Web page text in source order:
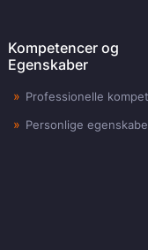
Kompetencer og
Egenskaber
Professionelle
Personlige